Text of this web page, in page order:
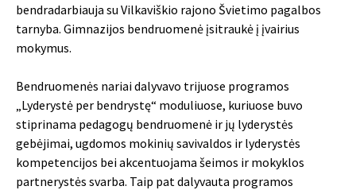
bendradarbiauja su Vilkaviškio rajono Švietimo pagalbos
tarnyba. Gimnazijos bendruomenė įsitraukė į įvairius
mokymus.
Bendruomenės nariai dalyvavo trijuose programos
„Lyderystė per bendrystę“ moduliuose, kuriuose buvo
stiprinama pedagogų bendruomenė ir jų lyderystės
gebėjimai, ugdomos mokinių savivaldos ir lyderystės
kompetencijos bei akcentuojama šeimos ir mokyklos
partnerystės svarba. Taip pat dalyvauta programos